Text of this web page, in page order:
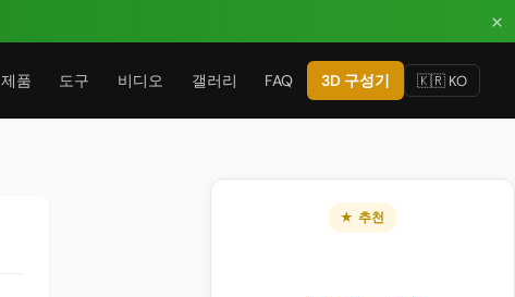
×
제품 도구 비디오 갤러리 FAQ 3D 구성기 🇰🇷 KO
★ 추천